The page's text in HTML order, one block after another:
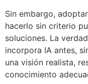
Sin embargo,
hacerlo sin criterio
soluciones. La
incorpora IA antes,
una visión realista,
conocimiento